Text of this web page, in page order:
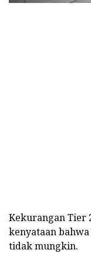
Kekurangan Tier
kenyataan
tidak mungkin.